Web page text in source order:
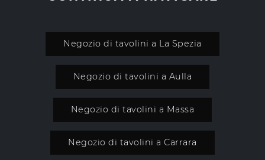
Negozio di tavolini a La Spezia
Negozio di tavolini a Aulla
Negozio di tavolini a Massa
Negozio di tavolini a Carrara